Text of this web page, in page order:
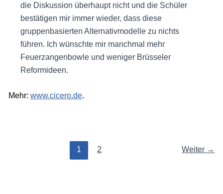
die Diskussion überhaupt nicht und die Schüler
bestätigen mir immer wieder, dass diese
gruppenbasierten Alternativmodelle zu nichts
führen. Ich wünschte mir manchmal mehr
Feuerzangenbowle und weniger Brüsseler
Reformideen.
Mehr: www.cicero.de.
1 2 Weiter →